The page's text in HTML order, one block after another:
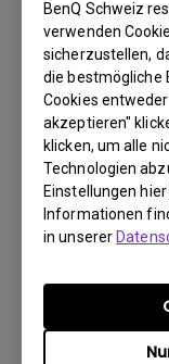
BenQ Schweiz
verwenden
sicherzustellen,
die bestmögliche
Cookies
akzeptieren"
klicken, um alle
Technologien
Einstellungen
Informationen
in unserer
a.
b. den
3. Halten Sie die
4. Verwenden Sie
Betriebsstunden
bezeichnet)
Leuchtmitteltyp